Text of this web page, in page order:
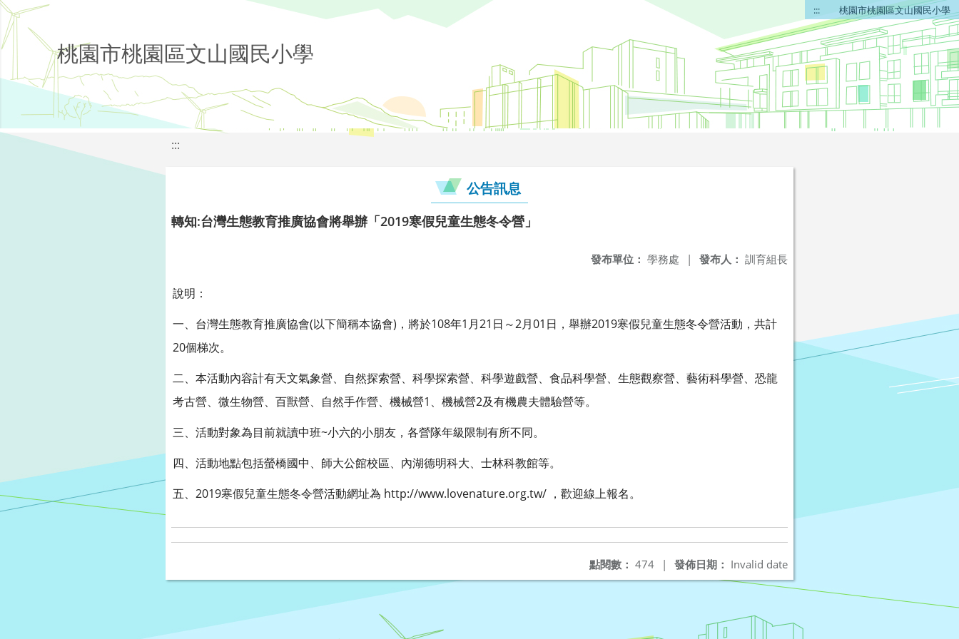
::: 桃園市桃園區文山國民小學
桃園市桃園區文山國民小學
:::
公告訊息
轉知:台灣生態教育推廣協會將舉辦「2019寒假兒童生態冬令營」
發布人： 訓育組長
發布單位： 學務處 |
說明：
一、台灣生態教育推廣協會( 以下簡稱本協會) ，將於108年1 月 21 日～2月 01 日，舉辦2019寒假兒童生態冬令營活動，共計
20個梯次。
二、本活動內容計有天文氣象營、自然探索營、科學探索營、科學遊戲營、食品科學營、生態觀察營、藝術科學營、恐龍
考古營、微生物營、百獸營、自然手作營、機械營1 、機械營2及有機農夫體驗營等。
三、活動對象為目前就讀中班~小六的小朋友，各營隊年級限制有所不同。
四、活動地點包括螢橋國中、師大公館校區、內湖德明科大、士林科教館等。
五、 2019寒假兒童生態冬令營活動網址為 http://www.lovenature.org.tw/ ，歡迎線上報名。
發佈日期： Invalid date
點閱數： 474 |